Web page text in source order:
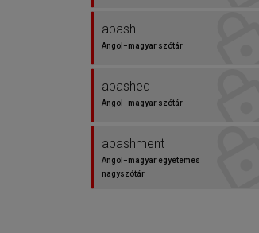
abash
Angol−magyar szótár
abashed
Angol−magyar szótár
abashment
Angol−magyar egyetemes
nagyszótár